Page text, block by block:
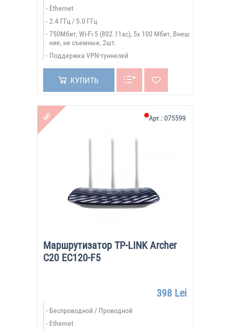
Ethernet
2.4 ГГц / 5.0 ГГц
750Мбит, Wi-Fi 5 (802.11ac), 5х 100 Мбит, Внеш
ние, не съемные, 2шт.
Поддержка VPN-туннелей
КУПИТЬ
ХИТ
Маршрутизатор TP-LINK Archer
C20 EC120-F5
Арт.:075599
398 Lei
Беспроводной / Проводной
Ethernet